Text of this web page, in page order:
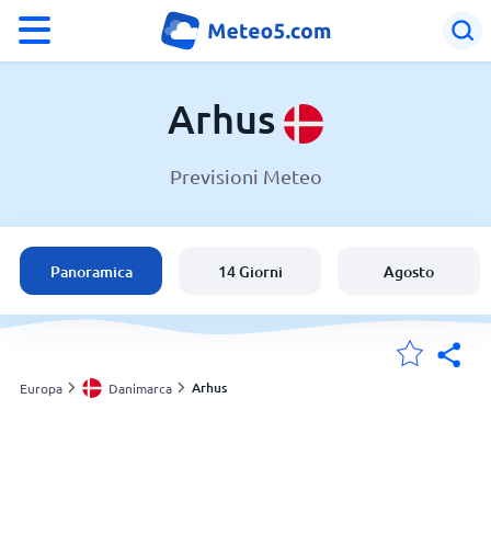
Danimarca
Italia
Svizzera
Arhus
Previsioni Meteo
Panoramica 14 Giorni Agosto
Europa Danimarca Arhus